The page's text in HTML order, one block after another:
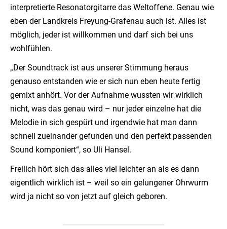
interpretierte Resonatorgitarre das Weltoffene. Genau wie
eben der Landkreis Freyung-Grafenau auch ist. Alles ist
möglich, jeder ist willkommen und darf sich bei uns
wohlfühlen.
„Der Soundtrack ist aus unserer Stimmung heraus
genauso entstanden wie er sich nun eben heute fertig
gemixt anhört. Vor der Aufnahme wussten wir wirklich
nicht, was das genau wird – nur jeder einzelne hat die
Melodie in sich gespürt und irgendwie hat man dann
schnell zueinander gefunden und den perfekt passenden
Sound komponiert“, so Uli Hansel.
Freilich hört sich das alles viel leichter an als es dann
eigentlich wirklich ist – weil so ein gelungener Ohrwurm
wird ja nicht so von jetzt auf gleich geboren.